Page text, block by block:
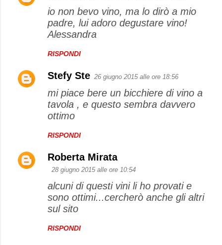
io non bevo vino, ma lo dirò a mio
padre, lui adoro degustare vino!
Alessandra
RISPONDI
Stefy Ste 26 giugno 2015 alle ore 18:56
mi piace bere un bicchiere di vino a
tavola , e questo sembra davvero
ottimo
RISPONDI
Roberta Mirata
28 giugno 2015 alle ore 10:54
alcuni di questi vini li ho provati e
sono ottimi...cercherò anche gli altri
sul sito
RISPONDI